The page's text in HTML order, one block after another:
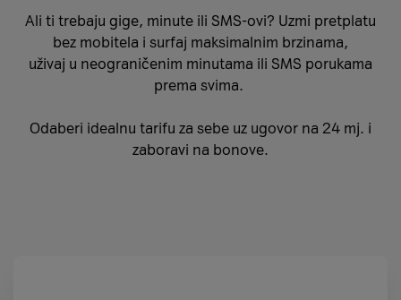
Ali ti trebaju gige, minute ili SMS-ovi? Uzmi pretplatu
bez mobitela i surfaj maksimalnim brzinama,
uživaj u neograničenim minutama ili SMS porukama
prema svima.
Odaberi idealnu tarifu za sebe uz ugovor na 24 mj. i
zaboravi na bonove.